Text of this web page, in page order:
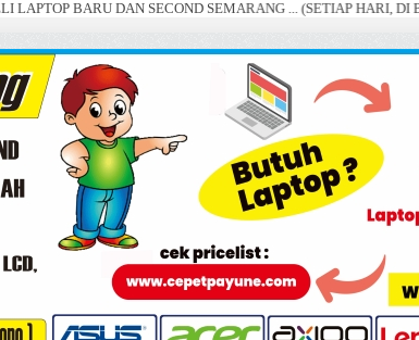
BARU DAN SECOND SEMARANG ... (SETIAP HARI, DI BELI